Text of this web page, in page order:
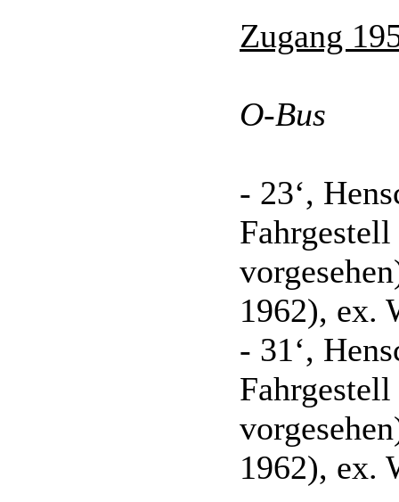
Zugang
O-Bus
- 23‘,
1962), ex.
- 31‘,
1962), ex.